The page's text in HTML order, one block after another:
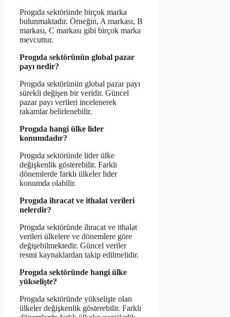
Progıda sektöründe birçok marka
bulunmaktadır. Örneğin, A markası, B
markası, C markası gibi birçok marka
mevcuttur.
Progıda sektörünün global pazar
payı nedir?
Progıda sektörünün global pazar payı
sürekli değişen bir veridir. Güncel
pazar payı verileri incelenerek
rakamlar belirlenebilir.
Progıda hangi ülke lider
konumdadır?
Progıda sektöründe lider ülke
değişkenlik gösterebilir. Farklı
dönemlerde farklı ülkeler lider
konumda olabilir.
Progıda ihracat ve ithalat verileri
nelerdir?
Progıda sektöründe ihracat ve ithalat
verileri ülkelere ve dönemlere göre
değişebilmektedir. Güncel veriler
resmi kaynaklardan takip edilmelidir.
Progıda sektöründe hangi ülke
yükselişte?
Progıda sektöründe yükselişte olan
ülkeler değişkenlik gösterebilir. Farklı